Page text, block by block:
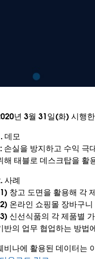
년 3월 31일(화) 시행
데모
: 손실을 방지하고 수익 극
해 태블로 데스크탑을 활
사례
1) 창고 도면을 활용해 각
2) 온라인 쇼핑몰 장바구
3) 신선식품의 각 제품별
반의 업무 협업하는 방법
비나에 활용된 데이터는